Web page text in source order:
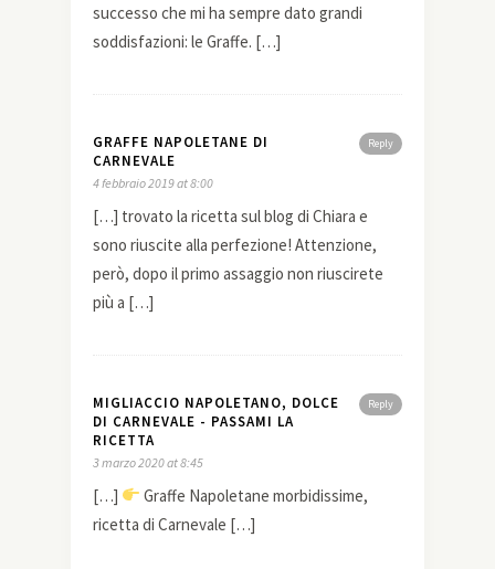
successo che mi ha sempre dato grandi
soddisfazioni: le Graffe. […]
Reply
GRAFFE NAPOLETANE DI
CARNEVALE
4 febbraio 2019 at 8:00
[…] trovato la ricetta sul blog di Chiara e
sono riuscite alla perfezione! Attenzione,
però, dopo il primo assaggio non riuscirete
più a […]
Reply
MIGLIACCIO NAPOLETANO, DOLCE
DI CARNEVALE - PASSAMI LA
RICETTA
3 marzo 2020 at 8:45
[…]
Graffe Napoletane morbidissime,
ricetta di Carnevale […]